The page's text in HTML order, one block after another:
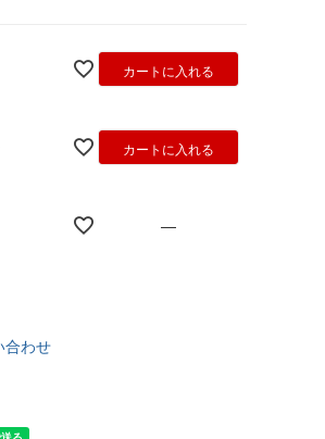
カートに入れる
カートに入れる
—
合わせ